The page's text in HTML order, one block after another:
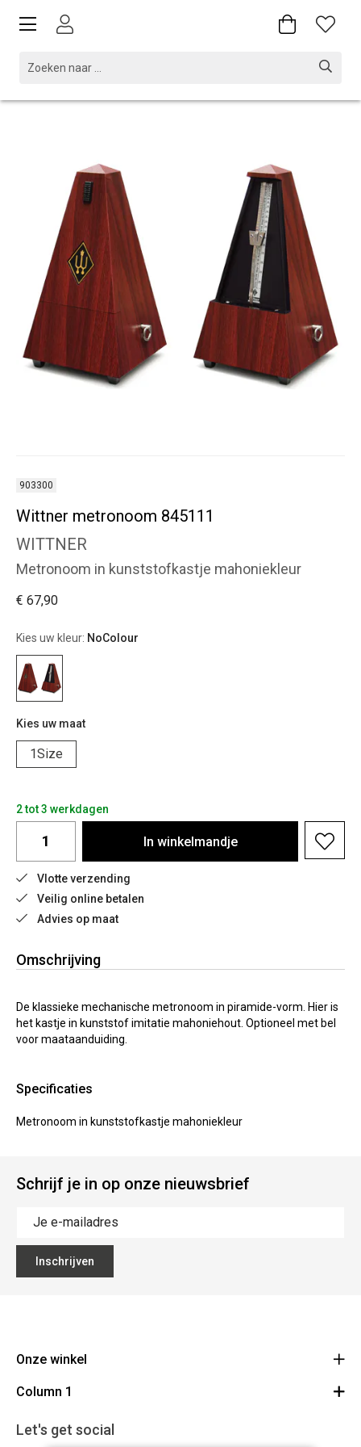
903300
Wittner metronoom 845111
WITTNER
Metronoom in kunststofkastje mahoniekleur
€ 67,90
Kies uw kleur: NoColour
Kies uw maat
1Size
2 tot 3 werkdagen
In winkelmandje
Vlotte verzending
Veilig online betalen
Advies op maat
Omschrijving
De klassieke mechanische metronoom in piramide-vorm. Hier is
het kastje in kunststof imitatie mahoniehout. Optioneel met bel
voor maataanduiding.
Specificaties
Metronoom in kunststofkastje mahoniekleur
Schrijf je in op onze nieuwsbrief
Inschrijven
Onze winkel
Mallebergplaats 13 - 8000 Brugge
050/33 25 75
Column 1
Cadeaubon
Let's get social